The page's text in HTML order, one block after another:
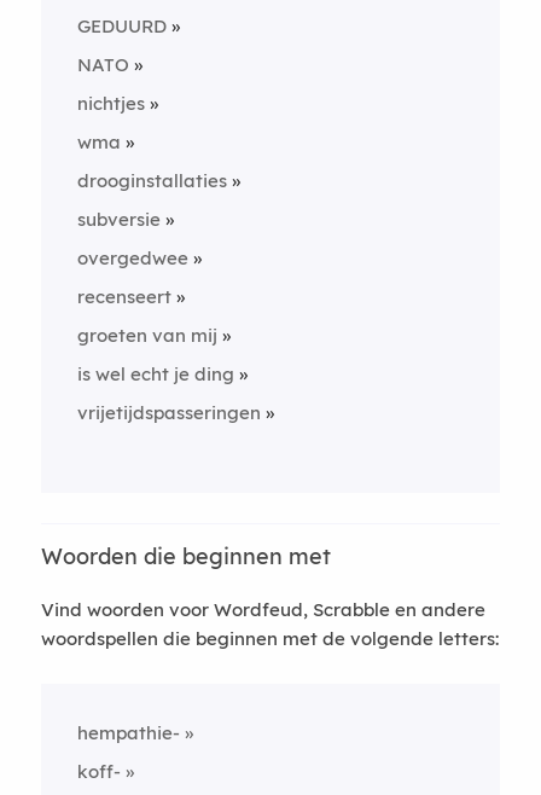
GEDUURD
NATO
nichtjes
wma
drooginstallaties
subversie
overgedwee
recenseert
groeten van mij
is wel echt je ding
vrijetijdspasseringen
Woorden die beginnen met
Vind woorden voor Wordfeud, Scrabble en andere
woordspellen die beginnen met de volgende letters:
hempathie-
koff-